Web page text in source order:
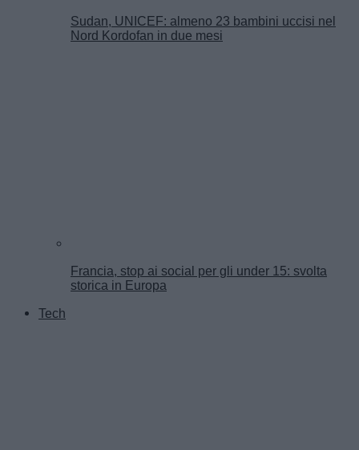
Sudan, UNICEF: almeno 23 bambini uccisi nel
Nord Kordofan in due mesi
Francia, stop ai social per gli under 15: svolta
storica in Europa
Tech